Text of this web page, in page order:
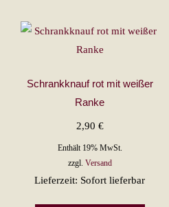
Schrankknauf rot mit weißer
Ranke
2,90 €
Enthält 19% MwSt.
zzgl. Versand
Lieferzeit: Sofort lieferbar